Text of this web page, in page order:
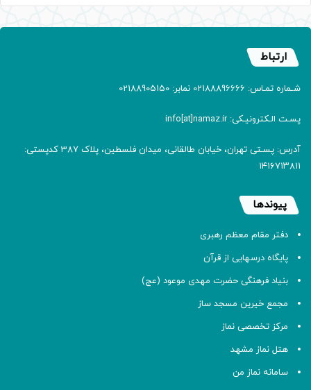
ارتباط
شـماره تمـاس: 02188896666 نمابر: 02188905150
پسـت الـکترونیـکی: info[at]namaz.ir
آدرس: پسـتی تهران، خیابان طالقانی، میدان فلسطین، پلاک 387 کدپستی:
۱۴۱۶۷۱۳۸۱۱
پیوندها
دفتر مقام معظم رهبری
پایگاه درسهایی از قرآن
بنیاد فرهنگی حضرت مهدی موعود (عج)
مجمع خیرین مسجد ساز
مرکز تخصصی نماز
هتل نماز مشهد
سامانه نماز من